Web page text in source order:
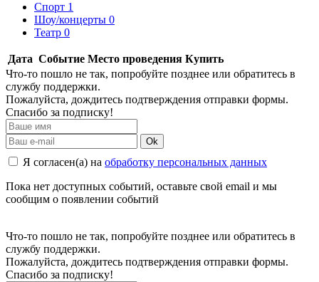
Спорт 1
Шоу/концерты 0
Театр 0
Дата Событие Место проведения Купить
Что-то пошло не так, попробуйте позднее или обратитесь в
службу поддержки.
Пожалуйста, дождитесь подтверждения отправки формы.
Спасибо за подписку!
Ok
Я согласен(а) на обработку персональных данных
Пока нет доступных событий, оставьте свой email и мы
сообщим о появлении событий
Что-то пошло не так, попробуйте позднее или обратитесь в
службу поддержки.
Пожалуйста, дождитесь подтверждения отправки формы.
Спасибо за подписку!